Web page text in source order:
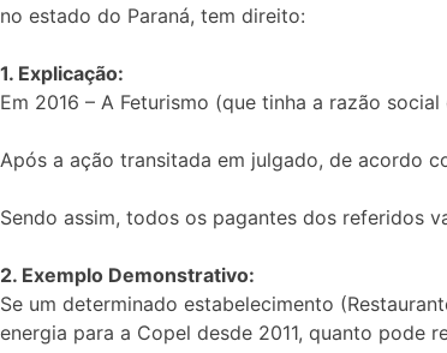
no estado do Paraná, tem direito:
1. Explicação:
Em 2016 – A Feturismo (que tinha a razão
Após a ação transitada em julgado, de acordo
Sendo assim, todos os pagantes dos referidos
2. Exemplo Demonstrativo:
Se um determinado estabelecimento
energia para a Copel desde 2011, quanto pode